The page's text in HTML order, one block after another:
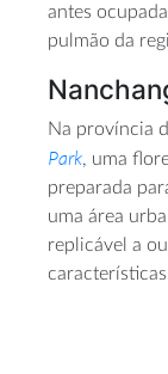
antes
pulmão da
Na província
Park, uma
preparada
uma área
replicável a